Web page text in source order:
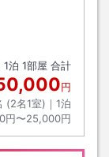
1泊 1部屋 合計
円
(2名1室)｜ 1泊
円〜25,000円